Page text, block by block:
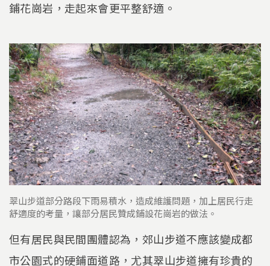
鋪花崗岩，走起來會更平整舒適。
翠山步道部分路段下雨易積水，造成維護問題，加上居民行走
舒適度的考量，讓部分居民贊成鋪設花崗岩的做法。
但有居民與民間團體認為，郊山步道不應該變成都
市公園式的硬鋪面道路，尤其翠山步道擁有珍貴的